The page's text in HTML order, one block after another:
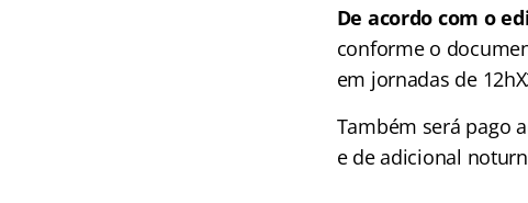
De acordo com o
conforme o
em jornadas de
Também será pago
e de adicional